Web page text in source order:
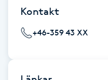
IPL hårborttagning
J
Kontakt
+46-359 43 XX